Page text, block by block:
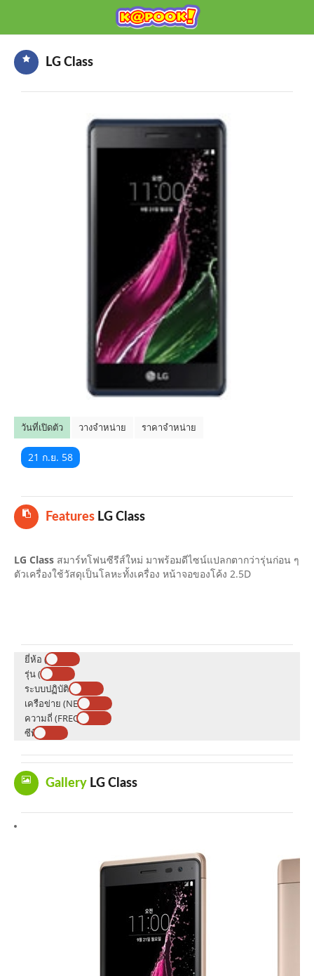
Mobile เช็กก่อนซื้อ
ราคามือถือ
โปรโมชั่นจากค่ายมือถือ
TOP 10 มือถือยอดนิยม
CLOSE
LG Class
วันที่เปิดตัว วางจำหน่าย ราคาจำหน่าย
21 ก.ย. 58
Features LG Class
LG Class สมาร์ทโฟนซีรีส์ใหม่ มาพร้อมดีไซน์แปลกตากว่ารุ่นก่อน ๆ
ตัวเครื่องใช้วัสดุเป็นโลหะทั้งเครื่อง หน้าจอของโค้ง 2.5D
ยี่ห้อ (BRAND)
รุ่น (MODEL)
ระบบปฏิบัติการ (OS)
เครือข่าย (NETWORK)
ความถี่ (FREQUENCY)
ซีพียู (CPU)
Gallery LG Class